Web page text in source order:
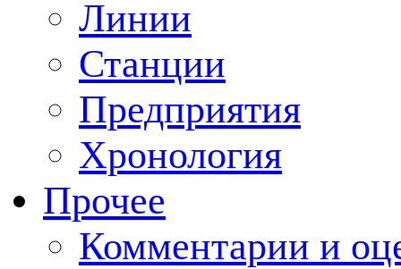
Линии
Станции
Предприятия
Хронология
Прочее
Комментарии и